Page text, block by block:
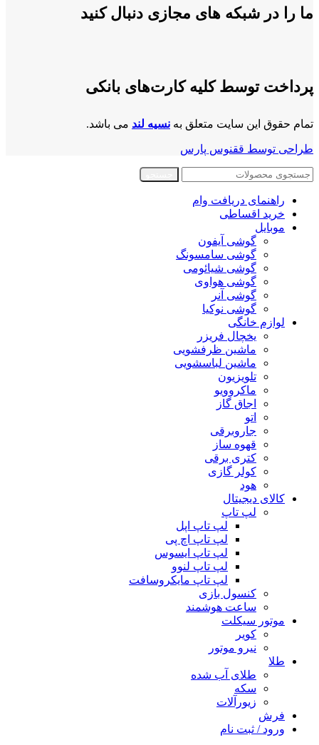
ما را در شبکه های مجازی دنبال کنید
پرداخت توسط کلیه کارت‌های بانکی
تمام حقوق این سایت متعلق به نسیه لند می باشد.
طراحی توسط ققنوس پارس
راهنمای دریافت وام
خرید اقساطی
موبایل
گوشی آیفون
گوشی سامسونگ
گوشی شیائومی
گوشی هواوی
گوشی آنر
گوشی نوکیا
لوازم خانگی
یخچال فریزر
ماشین ظرفشویی
ماشین لباسشویی
تلویزیون
ماکروویو
اجاق گاز
اتو
جاروبرقی
قهوه ساز
کتری برقی
کولر گازی
هود
کالای دیجیتال
لپ تاپ
لپ تاپ اپل
لپ تاپ اچ پی
لپ تاپ ایسوس
لپ تاپ لنوو
لپ تاپ مایکروسافت
کنسول بازی
ساعت هوشمند
موتور سیکلت
کویر
نیرو موتور
طلا
طلای آب شده
سکه
زیورآلات
فرش
ورود / ثبت نام